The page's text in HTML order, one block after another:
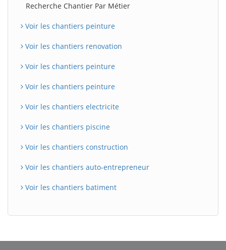
Recherche Chantier Par Métier
Voir les chantiers peinture
Voir les chantiers renovation
Voir les chantiers peinture
Voir les chantiers peinture
Voir les chantiers electricite
Voir les chantiers piscine
Voir les chantiers construction
Voir les chantiers auto-entrepreneur
Voir les chantiers batiment